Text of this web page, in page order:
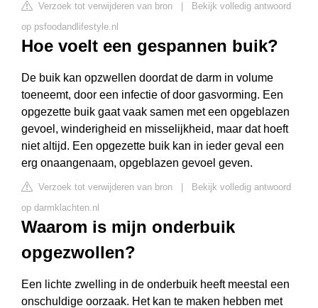
Verzoek tot verwijderen van bron
Bekijk volledig antwoord
op psfoodandlifestyle.nl
Hoe voelt een gespannen buik?
De buik kan opzwellen doordat de darm in volume
toeneemt, door een infectie of door gasvorming. Een
opgezette buik gaat vaak samen met een opgeblazen
gevoel, winderigheid en misselijkheid, maar dat hoeft
niet altijd. Een opgezette buik kan in ieder geval een
erg onaangenaam, opgeblazen gevoel geven.
Verzoek tot verwijderen van bron
Bekijk volledig antwoord
op darmklachten.nl
Waarom is mijn onderbuik
opgezwollen?
Een lichte zwelling in de onderbuik heeft meestal een
onschuldige oorzaak. Het kan te maken hebben met